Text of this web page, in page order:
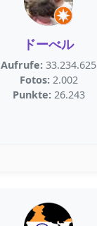
ドーべル
Aufrufe: 33.234.625
Fotos: 2.002
Punkte: 26.243